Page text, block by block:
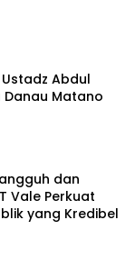
Abdul
Danau Matano
dan
Vale Perkuat
yang Kredibel